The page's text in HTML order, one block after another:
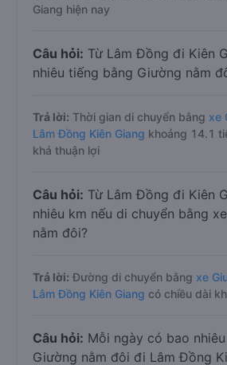
Giang hiện nay
Câu hỏi: Từ Lâm Đồng đi Kiên
nhiêu tiếng bằng Giường nằm
Trả lời: Thời gian di chuyển bằng xe
Lâm Đồng Kiên Giang khoảng 14.1
khá thuận lợi
Câu hỏi: Từ Lâm Đồng đi Kiên
nhiêu km nếu di chuyển bằng
nằm đôi?
Trả lời: Đường di chuyển bằng xe
Lâm Đồng Kiên Giang có chiều dài
Câu hỏi: Mỗi ngày có bao
Giường nằm đôi đi Lâm Đồng